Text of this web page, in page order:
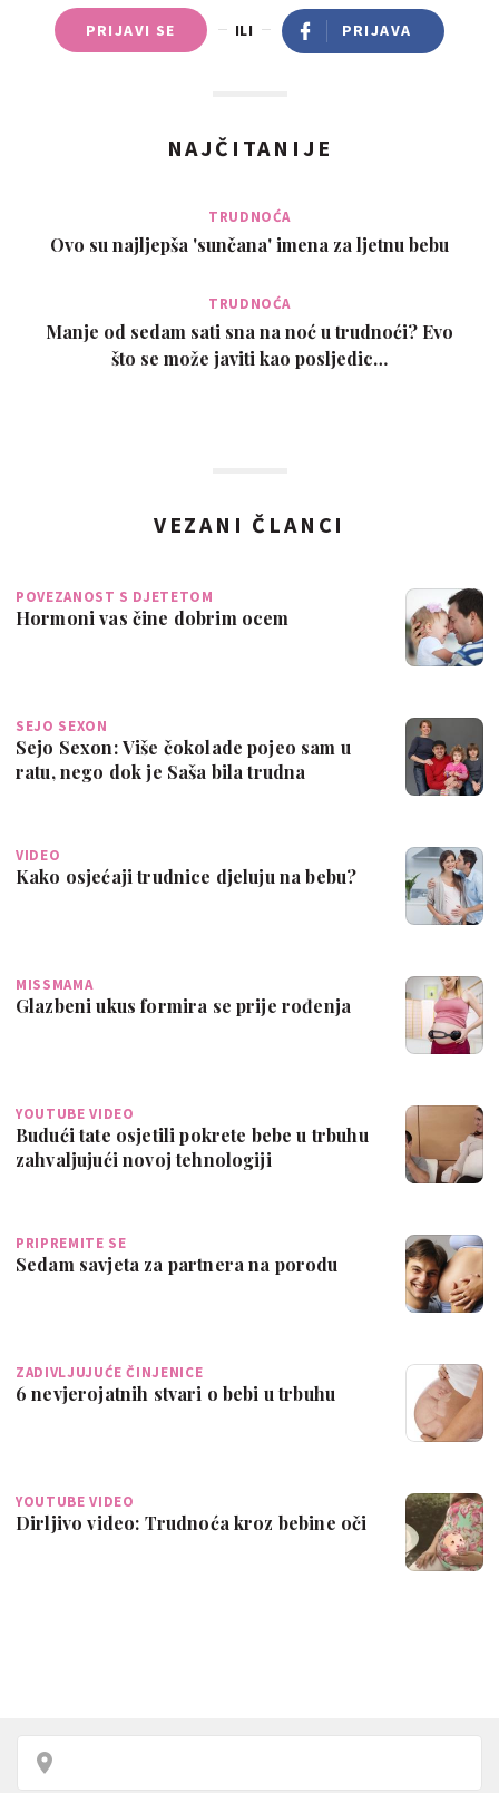
PRIJAVI SE ILI PRIJAVA
NAJČITANIJE
TRUDNOĆA
Ovo su najljepša 'sunčana' imena za ljetnu bebu
TRUDNOĆA
Manje od sedam sati sna na noć u trudnoći? Evo
što se može javiti kao posljedic…
VEZANI ČLANCI
POVEZANOST S DJETETOM
Hormoni vas čine dobrim ocem
SEJO SEXON
Sejo Sexon: Više čokolade pojeo sam u
ratu, nego dok je Saša bila trudna
VIDEO
Kako osjećaji trudnice djeluju na bebu?
MISSMAMA
Glazbeni ukus formira se prije rođenja
YOUTUBE VIDEO
Budući tate osjetili pokrete bebe u trbuhu
zahvaljujući novoj tehnologiji
PRIPREMITE SE
Sedam savjeta za partnera na porodu
ZADIVLJUJUĆE ČINJENICE
6 nevjerojatnih stvari o bebi u trbuhu
YOUTUBE VIDEO
Dirljivo video: Trudnoća kroz bebine oči